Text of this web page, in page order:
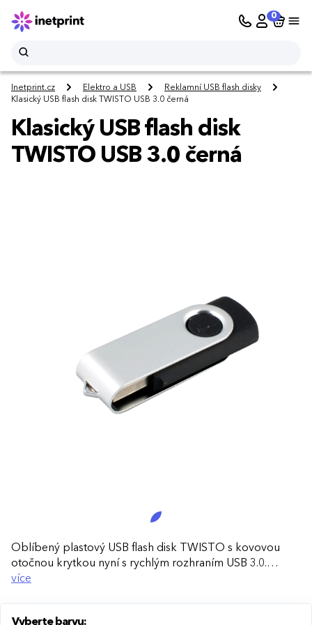
0
Inetprint.cz Elektro a USB
Reklamní USB flash disky
Klasický USB flash disk TWISTO USB 3.0 černá
Klasický USB flash disk
TWISTO USB 3.0 černá
Oblíbený plastový USB flash disk TWISTO s kovovou
otočnou krytkou nyní s rychlým rozhraním USB 3.0.
Ideální pro efektivní přenos souborů, každodenní použití
více
Vyberte barvu: